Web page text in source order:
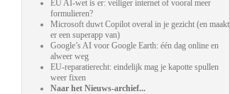
EU AI-wet is er: veiliger internet of vooral meer
formulieren?
Microsoft duwt Copilot overal in je gezicht (en maakt
er een superapp van)
Google’s AI voor Google Earth: één dag online en
alweer weg
EU-reparatierecht: eindelijk mag je kapotte spullen
weer fixen
Naar het Nieuws-archief...